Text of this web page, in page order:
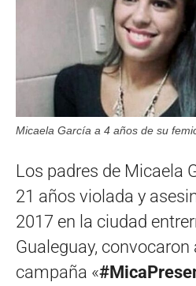
Micaela García a 4 años de su
Los padres de Micaela
21 años violada y
2017 en la ciudad
Gualeguay,
campaña «